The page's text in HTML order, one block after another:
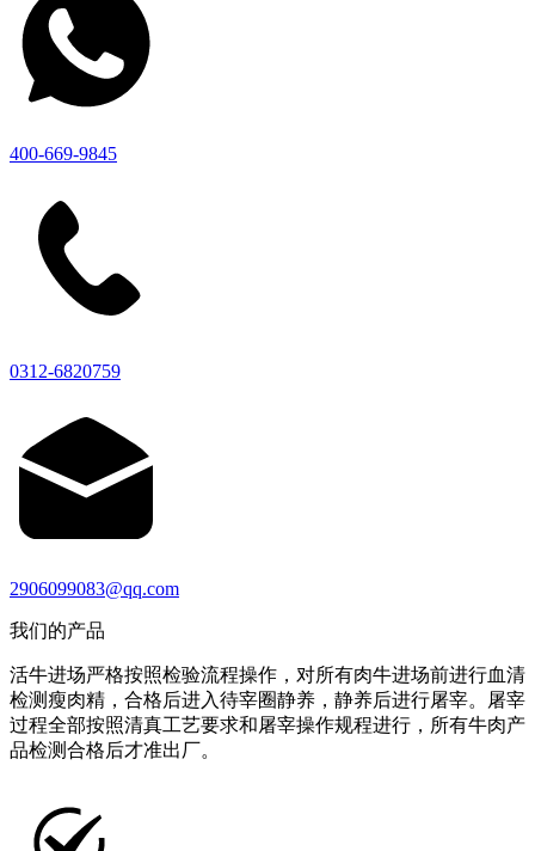
400-669-9845
0312-6820759
2906099083@qq.com
我们的产品
活牛进场严格按照检验流程操作，对所有肉牛进场前进行血清
检测瘦肉精，合格后进入待宰圈静养，静养后进行屠宰。屠宰
过程全部按照清真工艺要求和屠宰操作规程进行，所有牛肉产
品检测合格后才准出厂。